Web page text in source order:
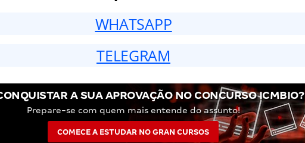
WHATSAPP
TELEGRAM
A SUA APROVAÇÃO NO CONCURSO ICMBIO?
Prepare-se com quem mais entende do assunto!
COMECE A ESTUDAR NO GRAN CURSOS